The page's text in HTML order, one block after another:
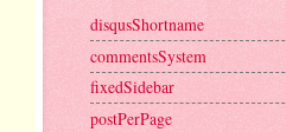
disqusShortname
commentsSystem
fixedSidebar
postPerPage